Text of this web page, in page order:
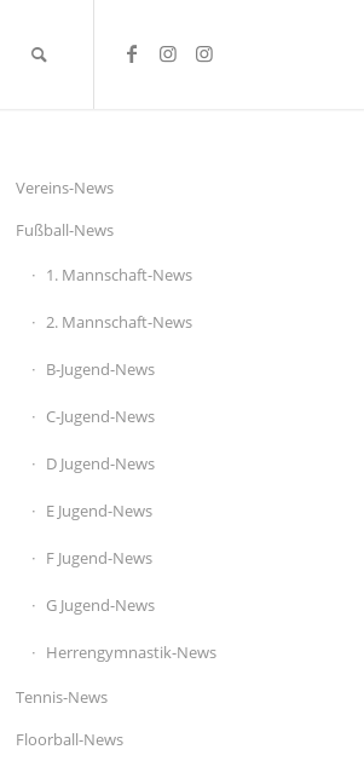
Vereins-News
Fußball-News
1. Mannschaft-News
2. Mannschaft-News
B-Jugend-News
C-Jugend-News
D Jugend-News
E Jugend-News
F Jugend-News
G Jugend-News
Herrengymnastik-News
Tennis-News
Floorball-News